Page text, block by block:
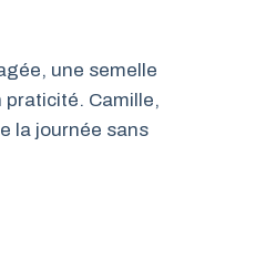
une semelle
praticité. Camille,
la journée sans